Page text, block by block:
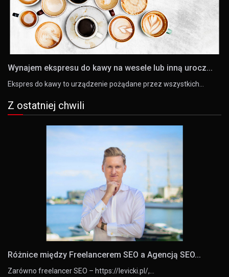
Wynajem ekspresu do kawy na wesele lub inną urocz...
Ekspres do kawy to urządzenie pożądane przez wszystkich…
Z ostatniej chwili
Różnice między Freelancerem SEO a Agencją SEO...
Zarówno freelancer SEO – https://levicki.pl/,…